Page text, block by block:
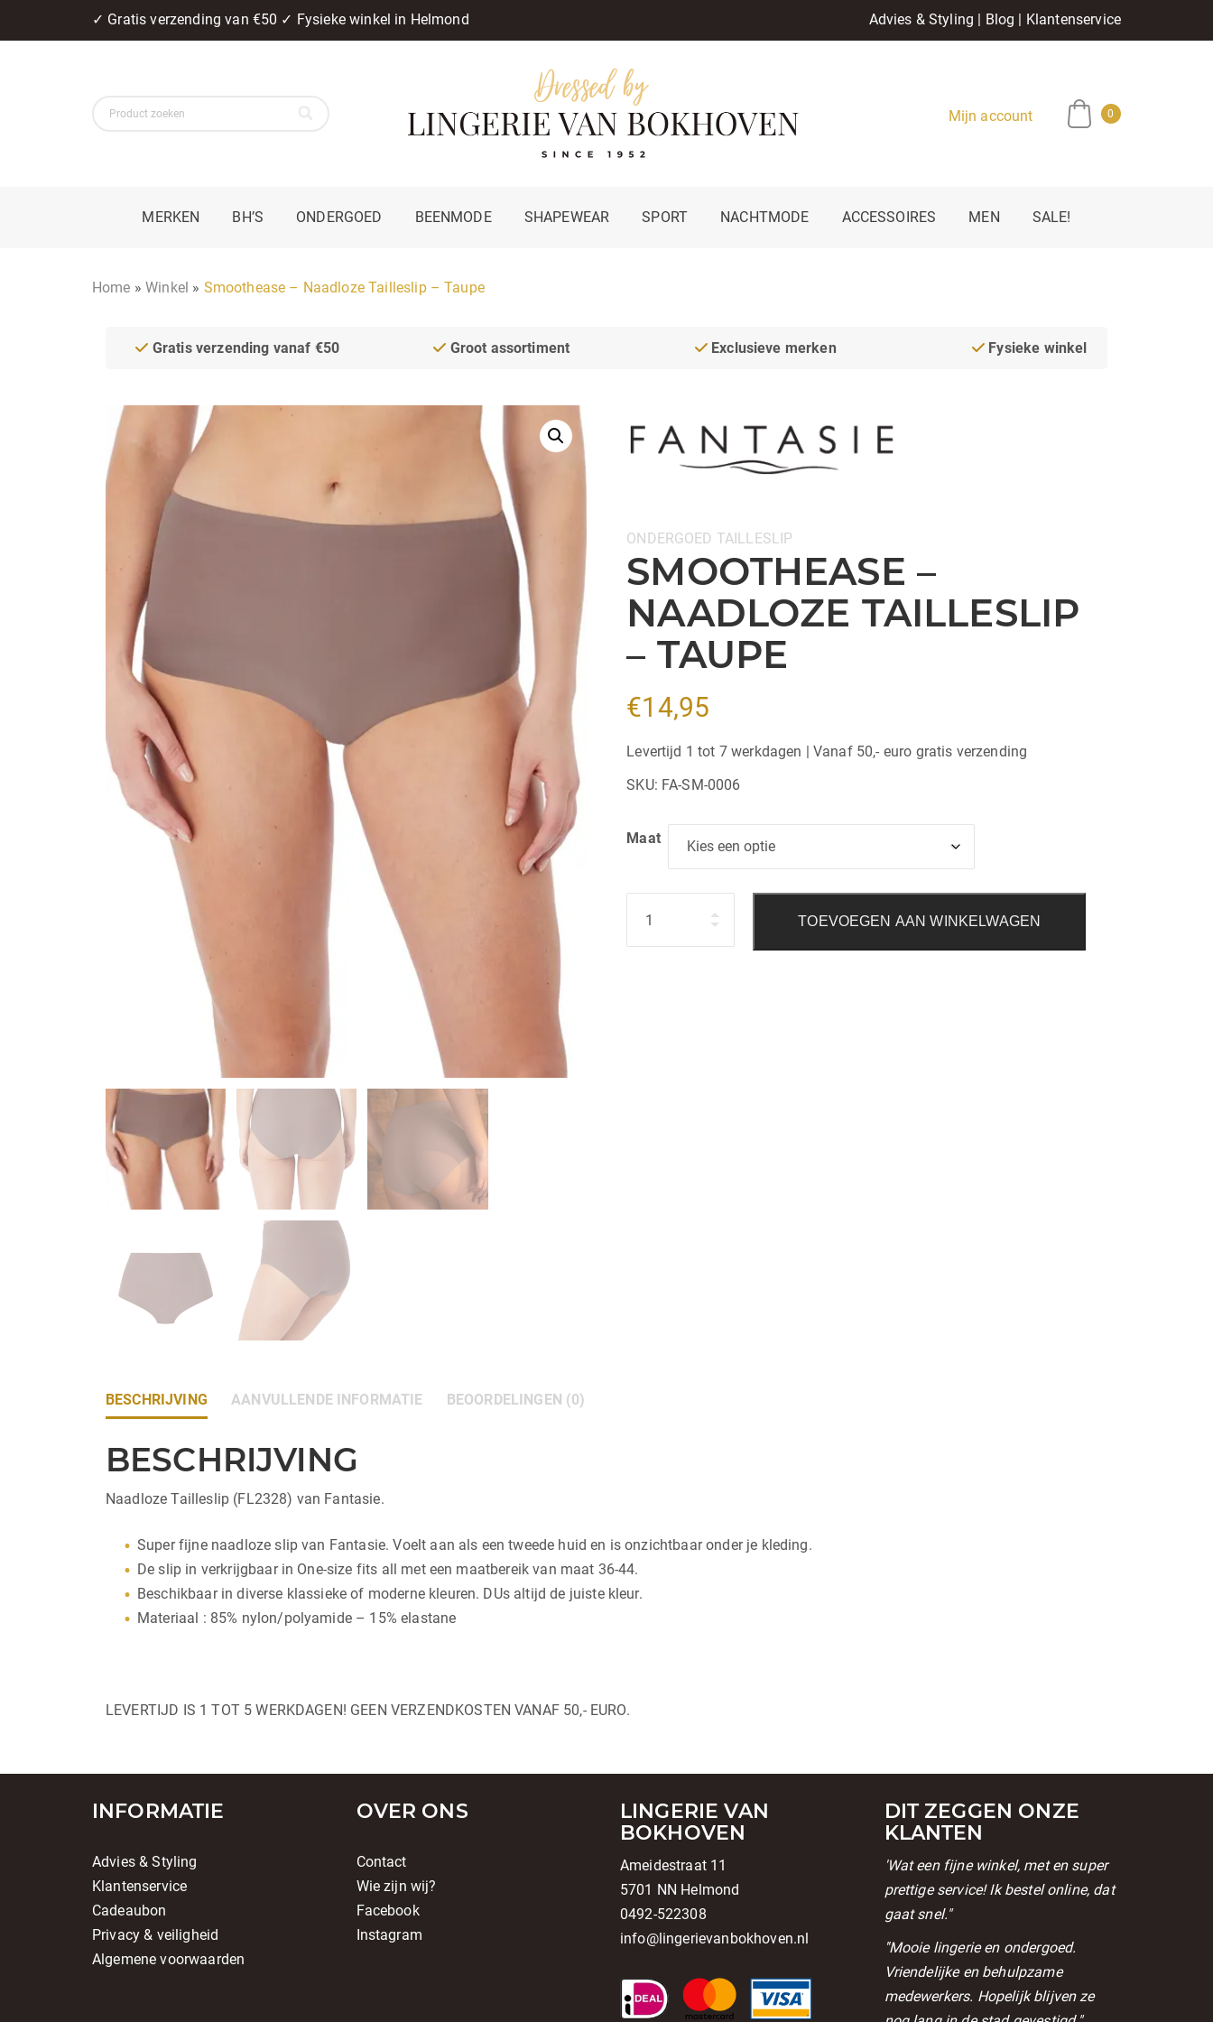
✓ Gratis verzending van €50 ✓ Fysieke winkel in Helmond Advies & Styling | Blog | Klantenservice
Mijn account 0
MERKEN BH’S ONDERGOED BEENMODE SHAPEWEAR SPORT NACHTMODE ACCESSOIRES MEN SALE!
Home »Winkel » Smoothease – Naadloze Tailleslip – Taupe
Gratis verzending vanaf €50 Groot assortiment Exclusieve merken Fysieke winkel
Categorieën:
ONDERGOED TAILLESLIP
SMOOTHEASE –
NAADLOZE TAILLESLIP
– TAUPE
€14,95
Levertijd 1 tot 7 werkdagen | Vanaf 50,- euro gratis verzending
SKU: FA-SM-0006
Maat
TOEVOEGEN AAN WINKELWAGEN
BESCHRIJVING AANVULLENDE INFORMATIE BEOORDELINGEN (0)
BESCHRIJVING
Naadloze Tailleslip (FL2328) van Fantasie.
Super fijne naadloze slip van Fantasie. Voelt aan als een tweede huid en is onzichtbaar onder je kleding.
De slip in verkrijgbaar in One-size fits all met een maatbereik van maat 36-44.
Beschikbaar in diverse klassieke of moderne kleuren. DUs altijd de juiste kleur.
Materiaal : 85% nylon/polyamide – 15% elastane
LEVERTIJD IS 1 TOT 5 WERKDAGEN! GEEN VERZENDKOSTEN VANAF 50,- EURO.
INFORMATIE
Advies & Styling
Klantenservice
Cadeaubon
Privacy & veiligheid
Algemene voorwaarden
OVER ONS
Contact
Wie zijn wij?
Facebook
Instagram
LINGERIE VAN
BOKHOVEN
Ameidestraat 11
5701 NN Helmond
0492-522308
info@lingerievanbokhoven.nl
DIT ZEGGEN ONZE
KLANTEN
'Wat een fijne winkel, met en super
prettige service! Ik bestel online, dat
gaat snel."
''Mooie lingerie en ondergoed.
Vriendelijke en behulpzame
medewerkers. Hopelijk blijven ze